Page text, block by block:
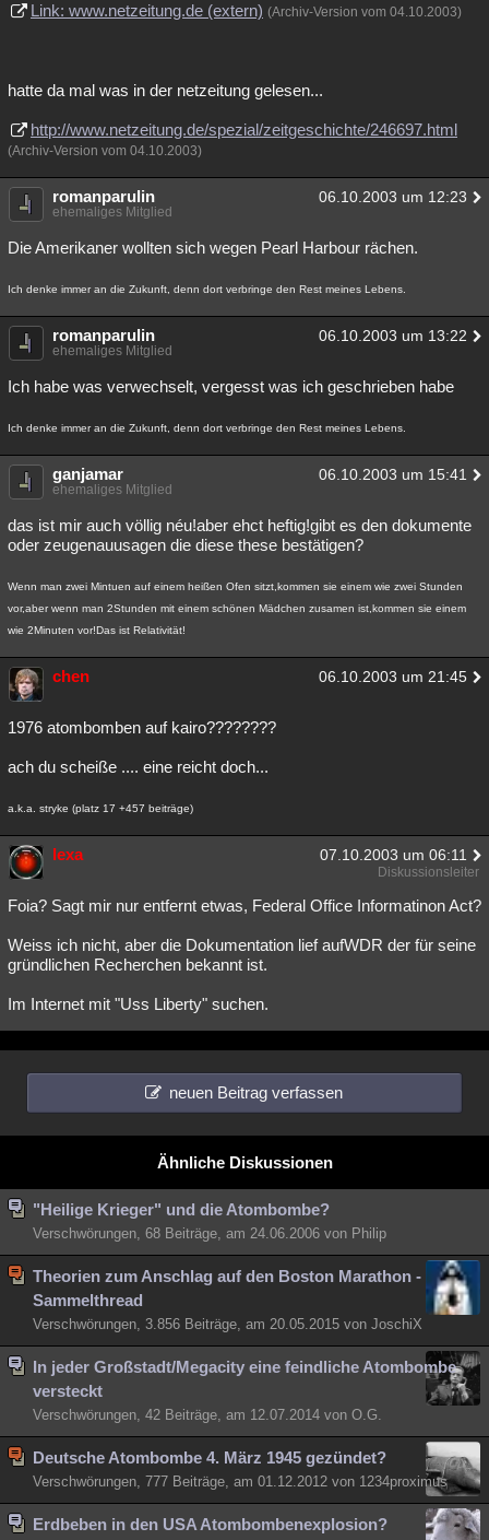
Link: www.netzeitung.de (extern) (Archiv-Version vom 04.10.2003)
hatte da mal was in der netzeitung gelesen...
http://www.netzeitung.de/spezial/zeitgeschichte/246697.html
(Archiv-Version vom 04.10.2003)
romanparulin 06.10.2003 um 12:23
ehemaliges Mitglied
Die Amerikaner wollten sich wegen Pearl Harbour rächen.
Ich denke immer an die Zukunft, denn dort verbringe den Rest meines Lebens.
romanparulin 06.10.2003 um 13:22
ehemaliges Mitglied
Ich habe was verwechselt, vergesst was ich geschrieben habe
Ich denke immer an die Zukunft, denn dort verbringe den Rest meines Lebens.
ganjamar 06.10.2003 um 15:41
ehemaliges Mitglied
das ist mir auch völlig néu!aber ehct heftig!gibt es den dokumente
oder zeugenauusagen die diese these bestätigen?
Wenn man zwei Mintuen auf einem heißen Ofen sitzt,kommen sie einem wie zwei Stunden
vor,aber wenn man 2Stunden mit einem schönen Mädchen zusamen ist,kommen sie einem
wie 2Minuten vor!Das ist Relativität!
chen 06.10.2003 um 21:45
1976 atombomben auf kairo????????
ach du scheiße .... eine reicht doch...
a.k.a. stryke (platz 17 +457 beiträge)
lexa 07.10.2003 um 06:11
Diskussionsleiter
Foia? Sagt mir nur entfernt etwas, Federal Office Informatinon Act?
Weiss ich nicht, aber die Dokumentation lief aufWDR der für seine
gründlichen Recherchen bekannt ist.
Im Internet mit "Uss Liberty" suchen.
neuen Beitrag verfassen
Ähnliche Diskussionen
"Heilige Krieger" und die Atombombe?
Verschwörungen, 68 Beiträge, am 24.06.2006 von Philip
Theorien zum Anschlag auf den Boston Marathon -
Sammelthread
Verschwörungen, 3.856 Beiträge, am 20.05.2015 von JoschiX
In jeder Großstadt/Megacity eine feindliche Atombombe
versteckt
Verschwörungen, 42 Beiträge, am 12.07.2014 von O.G.
Deutsche Atombombe 4. März 1945 gezündet?
Verschwörungen, 777 Beiträge, am 01.12.2012 von 1234proximus
Erdbeben in den USA Atombombenexplosion?